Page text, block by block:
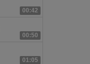
00:42
00:50
01:05